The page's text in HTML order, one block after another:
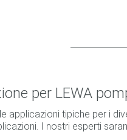
per LEWA
applicazioni tipiche per i
I nostri esperti